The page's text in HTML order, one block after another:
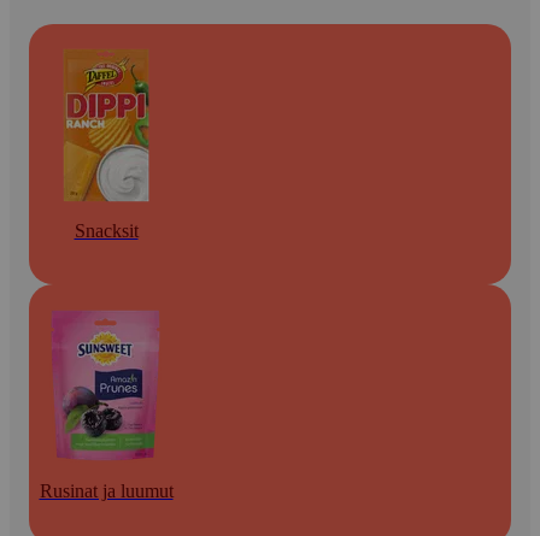
Snacksit
Rusinat ja luumut